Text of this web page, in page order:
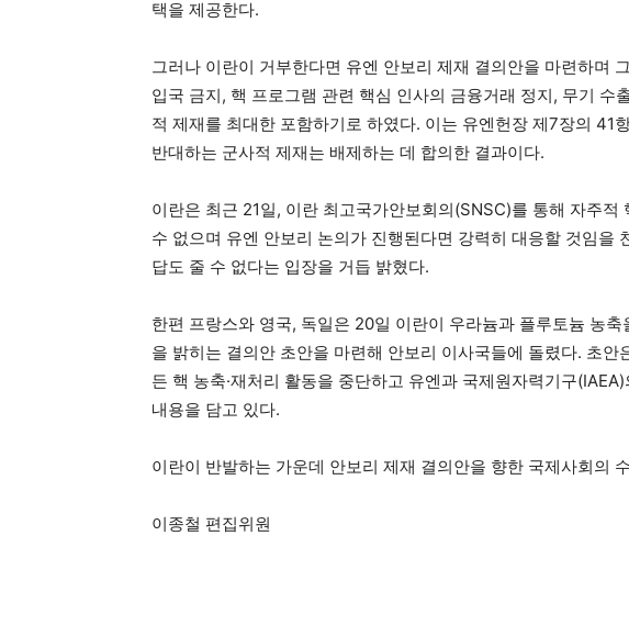
택을 제공한다.
그러나 이란이 거부한다면 유엔 안보리 제재 결의안을 마련하며
입국 금지, 핵 프로그램 관련 핵심 인사의 금융거래 정지, 무기 수
적 제재를 최대한 포함하기로 하였다. 이는 유엔헌장 제7장의 41
반대하는 군사적 제재는 배제하는 데 합의한 결과이다.
이란은 최근 21일, 이란 최고국가안보회의(SNSC)를 통해 자주
수 없으며 유엔 안보리 논의가 진행된다면 강력히 대응할 것임을
답도 줄 수 없다는 입장을 거듭 밝혔다.
한편 프랑스와 영국, 독일은 20일 이란이 우라늄과 플루토늄 농
을 밝히는 결의안 초안을 마련해 안보리 이사국들에 돌렸다. 초안
든 핵 농축·재처리 활동을 중단하고 유엔과 국제원자력기구
내용을 담고 있다.
이란이 반발하는 가운데 안보리 제재 결의안을 향한 국제사회의
이종철 편집위원